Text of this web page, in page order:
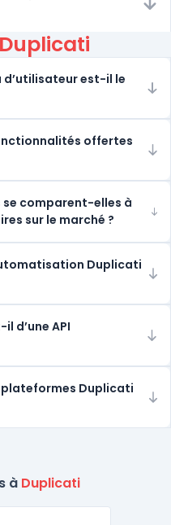
Duplicati
d’utilisateur est-il le
offertes
comparent-elles à
sur le marché ?
Duplicati
d’une API
Duplicati
à Duplicati